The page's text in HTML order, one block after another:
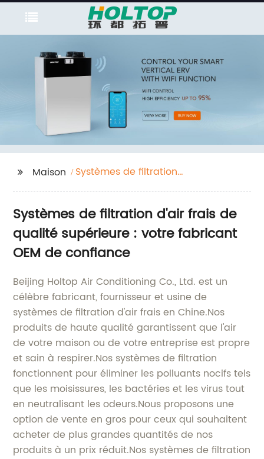
Maison
Systèmes de filtration
Systèmes de filtration d'air frais de
qualité supérieure : votre fabricant
OEM de confiance
Beijing Holtop Air Conditioning Co., Ltd. est un
célèbre fabricant, fournisseur et usine de
systèmes de filtration d'air frais en Chine.Nos
produits de haute qualité garantissent que l'air
de votre maison ou de votre entreprise est propre
et sain à respirer.Nos systèmes de filtration
fonctionnent pour éliminer les polluants nocifs tels
que les moisissures, les bactéries et les virus tout
en neutralisant les odeurs.Nous proposons une
option de vente en gros pour ceux qui souhaitent
acheter de plus grandes quantités de nos
produits à un prix réduit.Nos systèmes de filtration